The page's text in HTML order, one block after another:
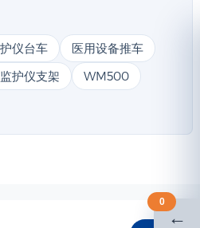
仪台车
医用设备推车
护仪支架
WM500
←
0